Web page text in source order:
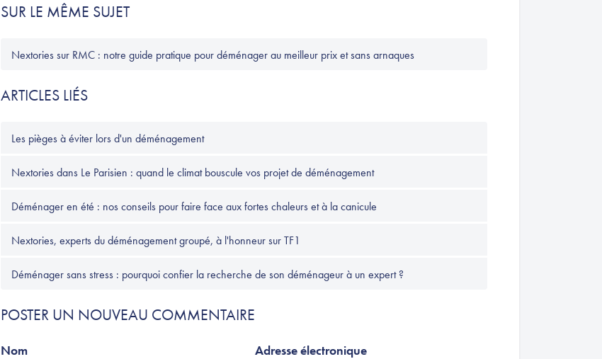
SUR LE MÊME SUJET
Nextories sur RMC : notre guide pratique pour déménager au meilleur prix et sans arnaques
ARTICLES LIÉS
Les pièges à éviter lors d'un déménagement
Nextories dans Le Parisien : quand le climat bouscule vos projet de déménagement
Déménager en été : nos conseils pour faire face aux fortes chaleurs et à la canicule
Nextories, experts du déménagement groupé, à l'honneur sur TF1
Déménager sans stress : pourquoi confier la recherche de son déménageur à un expert ?
POSTER UN NOUVEAU COMMENTAIRE
Nom Adresse électronique